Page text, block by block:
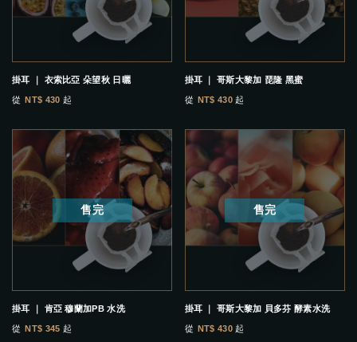
掛耳 ｜ 衣索比亞 朵望秋 日曬
從 NT$ 430 起
掛耳 ｜ 哥斯大黎加 琵隆 黑蜜
從 NT$ 430起
售完
掛耳 ｜ 肯亞 穆蘭加PB 水洗
從 NT$ 345 起
售完
掛耳 ｜ 哥斯大黎加 貝多芬 酵素水洗
從 NT$ 430起